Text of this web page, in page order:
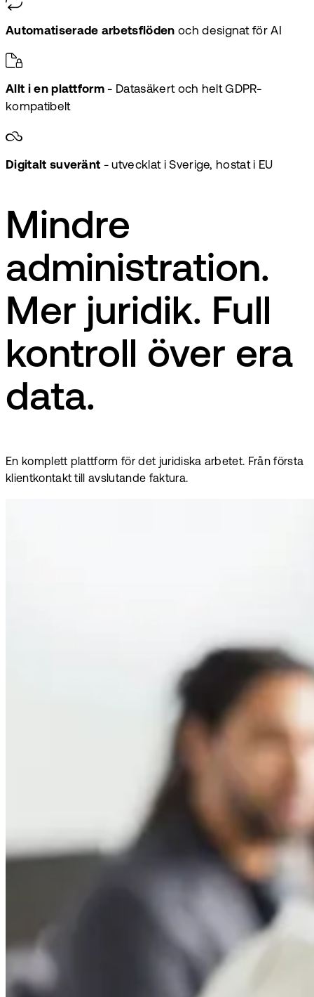
Automatiserade arbetsflöden och designat för AI
Allt i en plattform - Datasäkert och helt GDPR-
kompatibelt
Digitalt suveränt - utvecklat i Sverige, hostat i EU
Mindre
administration.
Mer juridik. Full
kontroll över era
data.
En komplett plattform för det juridiska arbetet. Från första
klientkontakt till avslutande faktura.